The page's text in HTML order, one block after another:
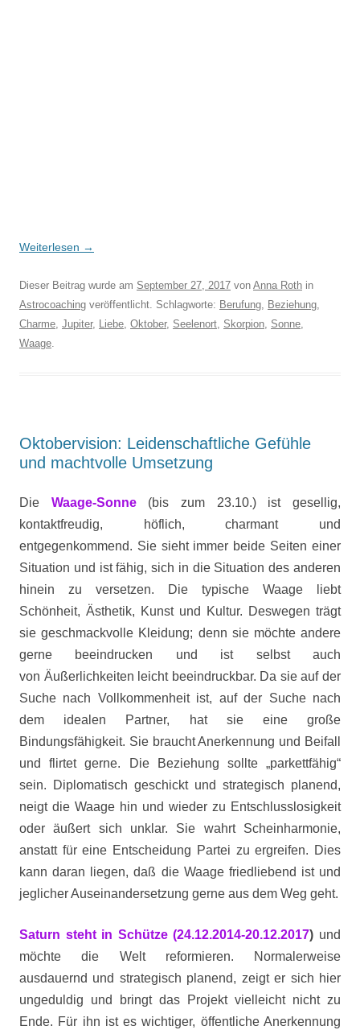
Weiterlesen →
Dieser Beitrag wurde am September 27, 2017 von Anna Roth in
Astrocoaching veröffentlicht. Schlagworte: Berufung, Beziehung,
Charme, Jupiter, Liebe, Oktober, Seelenort, Skorpion, Sonne,
Waage.
Oktobervision: Leidenschaftliche Gefühle
und machtvolle Umsetzung
Die Waage-Sonne(bis zum 23.10.) ist gesellig,
kontaktfreudig, höflich, charmant und
entgegenkommend. Sie sieht immer beide Seiten einer
Situation und ist fähig, sich in die Situation des anderen
hinein zu versetzen. Die typische Waage liebt
Schönheit, Ästhetik, Kunst und Kultur. Deswegen trägt
siegeschmackvolle Kleidung; denn sie möchte andere
gerne beeindrucken und ist selbst auch
von Äußerlichkeiten leicht beeindruckbar. Da sie auf der
Suche nach Vollkommenheit ist, auf der Suche nach
dem idealen Partner, hat sie eine große
Bindungsfähigkeit. Sie braucht Anerkennung und Beifall
und flirtet gerne. Die Beziehung sollte „parkettfähig“
sein. Diplomatisch geschickt und strategisch planend,
neigt die Waage hin und wieder zu Entschlusslosigkeit
oder äußert sich unklar. Sie wahrt Scheinharmonie,
anstatt für eine Entscheidung Partei zu ergreifen. Dies
kann daran liegen, daß die Waage friedliebend ist und
jeglicher Auseinandersetzung gerne aus dem Weg geht.
Saturn steht in Schütze (24.12.2014-20.12.2017) und
möchte die Welt reformieren. Normalerweise
ausdauernd und strategisch planend, zeigt er sich hier
ungeduldig und bringt das Projekt vielleicht nicht zu
Ende. Für ihn ist es wichtiger, öffentliche Anerkennung